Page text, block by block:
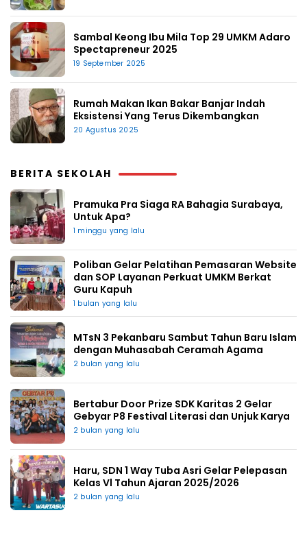
Sambal Keong Ibu Mila Top 29 UMKM Adaro
Spectapreneur 2025
19 September 2025
Rumah Makan Ikan Bakar Banjar Indah
Eksistensi Yang Terus Dikembangkan
20 Agustus 2025
BERITA SEKOLAH
Pramuka Pra Siaga RA Bahagia Surabaya,
Untuk Apa?
1 minggu yang lalu
Poliban Gelar Pelatihan Pemasaran Website
dan SOP Layanan Perkuat UMKM Berkat
Guru Kapuh
1 bulan yang lalu
MTsN 3 Pekanbaru Sambut Tahun Baru Islam
dengan Muhasabah Ceramah Agama
2 bulan yang lalu
Bertabur Door Prize SDK Karitas 2 Gelar
Gebyar P8 Festival Literasi dan Unjuk Karya
2 bulan yang lalu
Haru, SDN 1 Way Tuba Asri Gelar Pelepasan
Kelas Vl Tahun Ajaran 2025/2026
2 bulan yang lalu